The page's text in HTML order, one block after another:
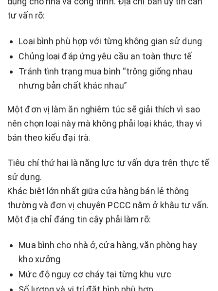
tư vấn rõ:
Loại bình phù hợp với từng không gian sử dụng
Chủng loại đáp ứng yêu cầu an toàn thực tế
Tránh tình trạng mua bình “trông giống nhau
nhưng bản chất khác nhau”
Một đơn vị làm ăn nghiêm túc sẽ giải thích vì sao
nên chọn loại này mà không phải loại khác, thay vì
bán theo kiểu đại trà.
Tiêu chí thứ hai là năng lực tư vấn dựa trên thực tế
sử dụng.
Khác biệt lớn nhất giữa cửa hàng bán lẻ thông
thường và đơn vị chuyên PCCC nằm ở khâu tư vấn.
Một địa chỉ đáng tin cậy phải làm rõ:
Mua bình cho nhà ở, cửa hàng, văn phòng hay
kho xưởng
Mức độ nguy cơ cháy tại từng khu vực